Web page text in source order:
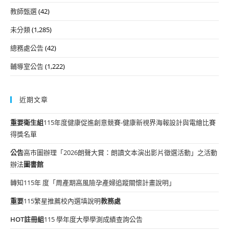
教師甄選(42)
未分類(1,285)
總務處公告(42)
輔導室公告(1,222)
近期文章
重要衛生組115年度健康促進創意競賽-健康新視界海報設計與電繪比賽
得獎名單
公告高市圖辦理「2026朗聲大賞：朗讀文本演出影片徵選活動」之活動
辦法圖書館
轉知115年 度「周產期高風險孕產婦追蹤關懷計畫說明」
重要115繁星推薦校內選填說明教務處
HOT註冊組115 學年度大學學測成績查詢公告